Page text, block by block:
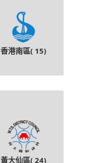
香港南區( 15)
黃大仙區( 24)